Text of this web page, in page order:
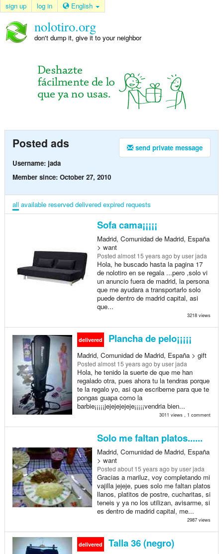
sign up log in English
nolotiro.org
don't dump it, give it to your neighbor
send private message
Posted ads
Username: jada
Member since: October 27, 2010
all available reserved delivered expired requests
Sofa cama¡¡¡¡¡
Madrid, Comunidad de Madrid, España
> want
Posted almost 15 years ago by user jada
Hola, he buscado hasta la pagina 17
de nolotiro en se regala ...pero ,solo vi
un anuncio fuera de madrid, la persona
que me ayudara a transportarlo solo
puede dentro de madrid capital, asi
que...
3218 views
delivered Plancha de pelo¡¡¡¡¡
Madrid, Comunidad de Madrid, España > gift
Posted almost 15 years ago by user jada
Hola, he tenido la suerte de que me han
regalado otra, pues ahora tu la tendras porque
te la regalo yo, asi que escribeme para que te
pongas guapa como la
barbie¡¡¡¡¡jejejejejeje¡¡¡¡¡vendria bien...
3011 views , 1 comment
Solo me faltan platos......
Madrid, Comunidad de Madrid, España
> want
Posted about 15 years ago by user jada
Gracias a mariluz, voy completando mi
vajilla jejeje, pues solo me faltan platos
llanos, platitos de postre, cucharitas, si
teneis y ya no los utilizan, avisarme, si
es dentro de madrid capital, me...
2987 views
delivered Talla 36 (negro)